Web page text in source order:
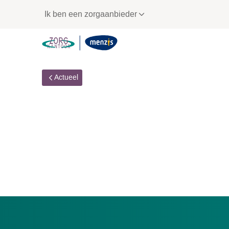
voor
navigatie
Ik ben een zorgaanbieder
Actueel